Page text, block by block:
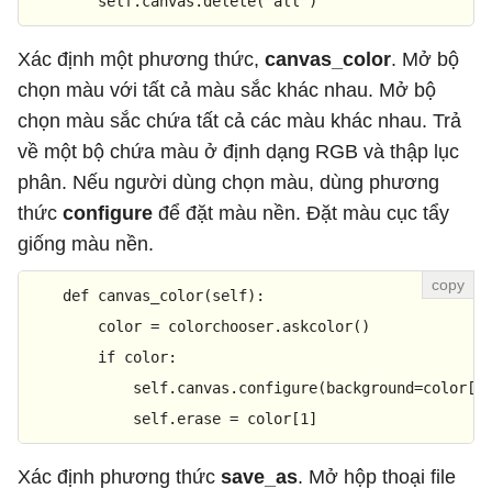
Xác định một phương thức, canvas_color. Mở bộ
chọn màu với tất cả màu sắc khác nhau. Mở bộ
chọn màu sắc chứa tất cả các màu khác nhau. Trả
về một bộ chứa màu ở định dạng RGB và thập lục
phân. Nếu người dùng chọn màu, dùng phương
thức configure để đặt màu nền. Đặt màu cục tẩy
giống màu nền.
def canvas_color(self):
        color = colorchooser.askcolor()
if color:
            self.canvas.configure(background=color[
            self.erase = color[
1 ]
Xác định phương thức save_as. Mở hộp thoại file